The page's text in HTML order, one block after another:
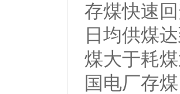
存煤快速
日均供煤
煤大于耗
国电厂存